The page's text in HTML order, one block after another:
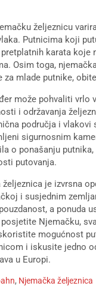
željeznicu
Putnicima koji
karata koje
Osim toga,
za mlade putnike,
može pohvaliti vrlo
i održavanja
područja i vlakovi
sigurnosnim
o ponašanju
putovanja.
je izvrsna
i susjednim
a ponuda
Njemačku,
mogućnost
i iskusite jedno
u Europi.
, Njemačka željeznica